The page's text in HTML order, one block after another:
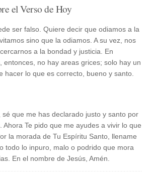
el Verso de Hoy
ser falso. Quiere decir que odiamos a la
sino que la odiamos. A su vez, nos
a la bondad y justicia. En
entonces, no hay areas grices; solo hay un
hacer lo que es correcto, bueno y santo.
sé que me has declarado justo y santo por
Ahora Te pido que me ayudes a vivir lo que
la morada de Tu Espíritu Santo, llename
todo lo inpuro, malo o podrido que mora
En el nombre de Jesús, Amén.